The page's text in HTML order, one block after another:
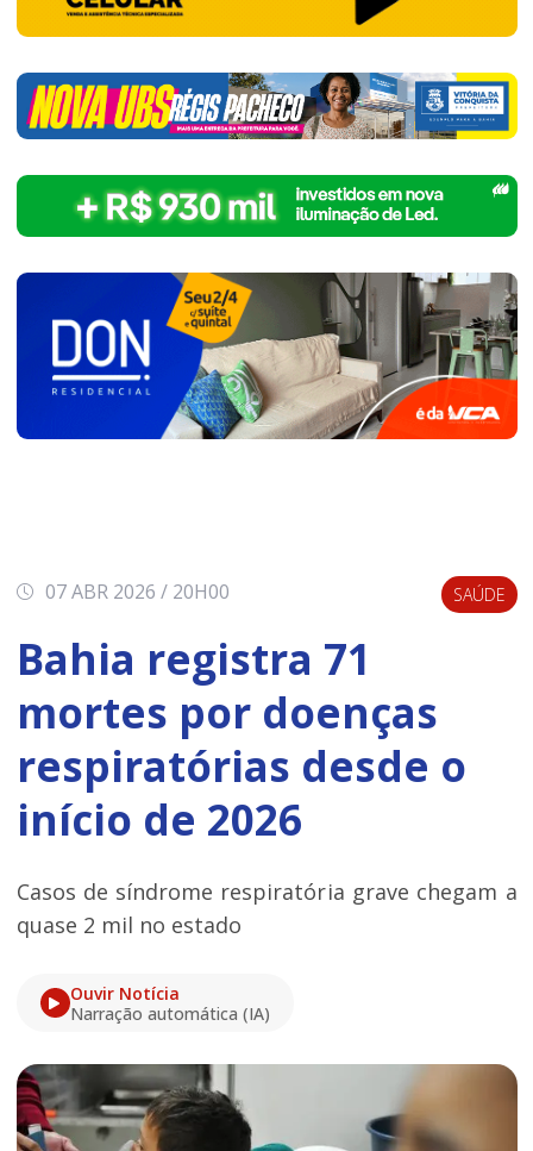
07 ABR 2026 / 20H00 SAÚDE
Bahia registra 71
mortes por doenças
respiratórias desde o
início de 2026
Casos de síndrome respiratória grave chegam a
quase 2 mil no estado
Ouvir Notícia
Narração automática (IA)